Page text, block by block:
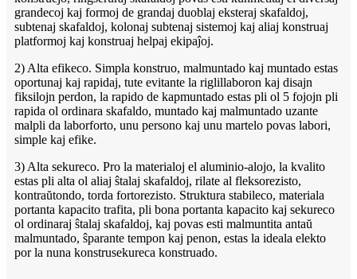
grandecoj kaj formoj de grandaj duoblaj eksteraj skafaldoj,
subtenaj skafaldoj, kolonaj subtenaj sistemoj kaj aliaj konstruaj
platformoj kaj konstruaj helpaj ekipaĵoj.
2) Alta efikeco. Simpla konstruo, malmuntado kaj muntado estas
oportunaj kaj rapidaj, tute evitante la riglillaboron kaj disajn
fiksilojn perdon, la rapido de kapmuntado estas pli ol 5 fojojn pli
rapida ol ordinara skafaldo, muntado kaj malmuntado uzante
malpli da laborforto, unu persono kaj unu martelo povas labori,
simple kaj efike.
3) Alta sekureco. Pro la materialoj el aluminio-alojo, la kvalito
estas pli alta ol aliaj ŝtalaj skafaldoj, rilate al fleksorezisto,
kontraŭtondo, torda fortorezisto. Struktura stabileco, materiala
portanta kapacito trafita, pli bona portanta kapacito kaj sekureco
ol ordinaraj ŝtalaj skafaldoj, kaj povas esti malmuntita antaŭ
malmuntado, ŝparante tempon kaj penon, estas la ideala elekto
por la nuna konstrusekureca konstruado.